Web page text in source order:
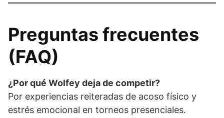
Preguntas frecuentes
(FAQ)
¿Por qué Wolfey deja de competir?
Por experiencias reiteradas de acoso físico y
estrés emocional en torneos presenciales.